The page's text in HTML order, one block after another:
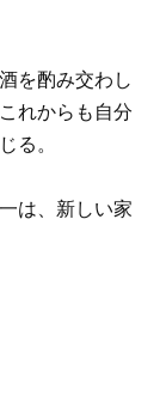
を酌み交わし
れからも自分
る。
は、新しい家